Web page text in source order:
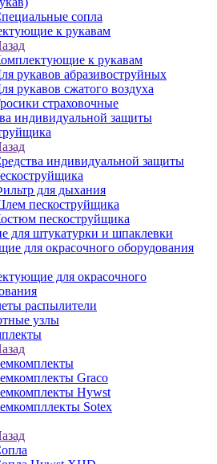
сопла
к рукавам
к рукавам
рукавов абразивоструйных
рукавов сжатого воздуха
страховочные
индивидуальной защиты
индивидуальной защиты
для дыхания
пескоструйщика
пескоструйщика
для штукатурки и шпаклевки
для окрасочного оборудования
для окрасочного
распылители
узлы
Graco
Hywst
Sotex